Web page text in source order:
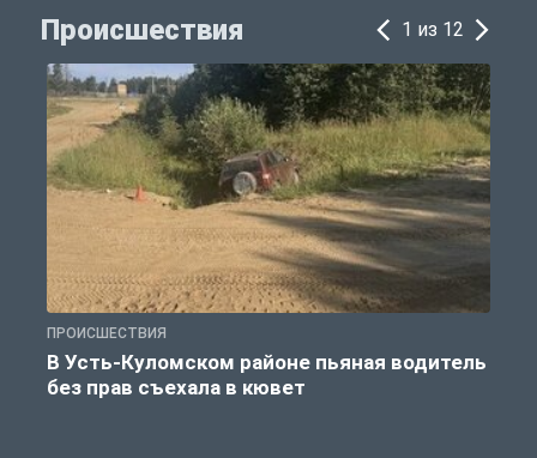
Происшествия 1 из 12
ПРОИСШЕСТВИЯ
В Усть-Куломском районе пьяная водитель
без прав съехала в кювет